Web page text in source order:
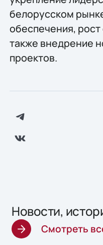
белорусском
обеспечения,
также внедрение
проектов.
Новости,
Смотреть